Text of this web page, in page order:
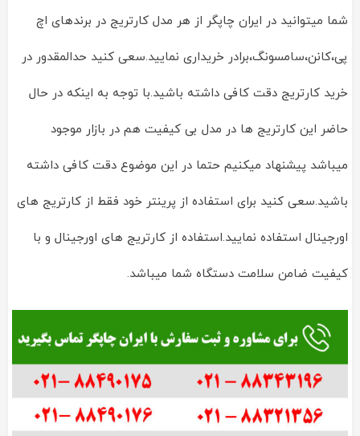
شما میتوانید در ایران چاپگر از هر مدل کارتریج در برندهای اچ
پی،کانن،سامسونگ،برادر خریداری نمایید.سعی کنید حدالمقدور در
خرید کارتریج دقت کافی داشته باشید.با توجه به اینکه در حال
حاضر این کارتریج ها در مدل بی کیفیت هم در بازار موجود
میباشد پیشنهاد میکنیم حتما در این موضوع دقت کافی داشته
باشید.سعی کنید برای استفاده از پرینتر خود فقط از کارتریج های
اورجینال استفاده نمایید.استفاده از کارتریج های اورجینال و با
کیفیت ضامن سلامت دستگاه شما میباشد.